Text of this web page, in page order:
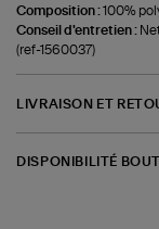
Composition :100%
Conseil d'entretien :
(ref-1560037)
LIVRAISON ET
DISPONIBILITÉ